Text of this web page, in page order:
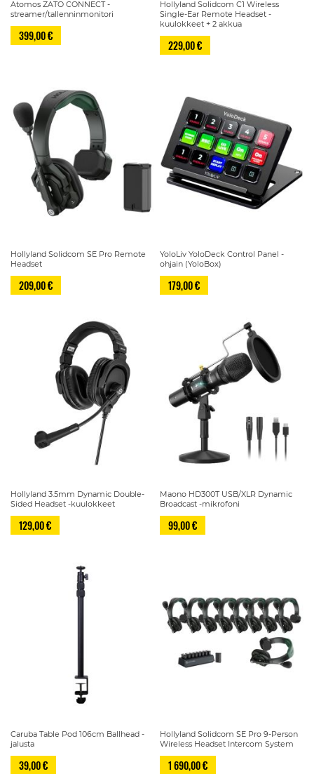
Atomos ZATO CONNECT -
streamer/tallenninmonitori
399,00 €
Hollyland Solidcom C1 Wireless
Single-Ear Remote Headset -
kuulokkeet + 2 akkua
229,00 €
Hollyland Solidcom SE Pro Remote
Headset
209,00 €
YoloLiv YoloDeck Control Panel -
ohjain (YoloBox)
179,00 €
Hollyland 3.5mm Dynamic Double-
Sided Headset -kuulokkeet
129,00 €
Maono HD300T USB/XLR Dynamic
Broadcast -mikrofoni
99,00 €
Caruba Table Pod 106cm Ballhead -
jalusta
39,00 €
Hollyland Solidcom SE Pro 9-Person
Wireless Headset Intercom System
1 690,00 €